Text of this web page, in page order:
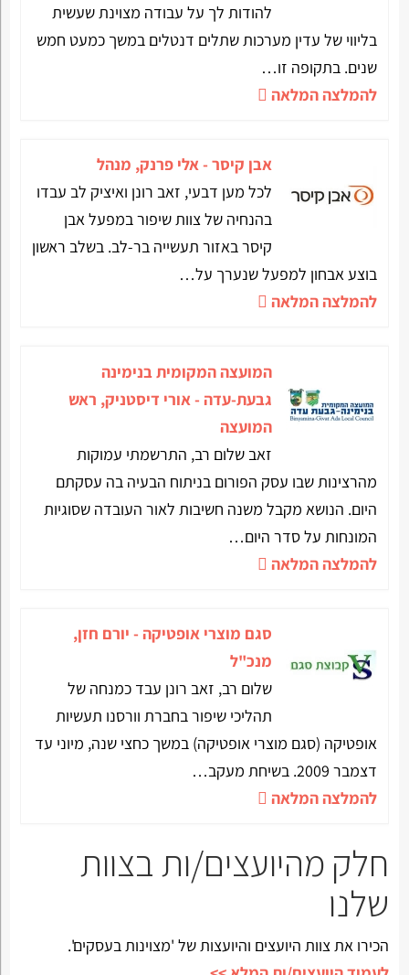
להודות לך על עבודה מצוינת שעשית
בליווי של עדין מערכות שתלים דנטלים במשך כמעט חמש
שנים. בתקופה זו…
להמלצה המלאה
אבן קיסר - אלי פרנק, מנהל
לכל מען דבעי, זאב רונן ואיציק לב עבדו
בהנחיה של צוות שיפור במפעל אבן
קיסר באזור תעשייה בר-לב. בשלב ראשון
בוצע אבחון למפעל שנערך על…
להמלצה המלאה
המועצה המקומית בנימינה
גבעת-עדה - אורי דיסטניק, ראש
המועצה
זאב שלום רב, התרשמתי עמוקות
מהרצינות שבו עסק הפורום בניתוח הבעיה בה עסקתם
היום. הנושא מקבל משנה חשיבות לאור העובדה שסוגיות
המונחות על סדר היום…
להמלצה המלאה
סגם מוצרי אופטיקה - יורם חזן,
מנכ"ל
שלום רב, זאב רונן עבד כמנחה של
תהליכי שיפור בחברת וורסנו תעשיות
אופטיקה (סגם מוצרי אופטיקה) במשך כחצי שנה, מיוני עד
דצמבר 2009. בשיחת מעקב…
להמלצה המלאה
חלק מהיועצים/ות בצוות
שלנו
הכירו את צוות היועצים והיועצות של 'מצוינות בעסקים'.